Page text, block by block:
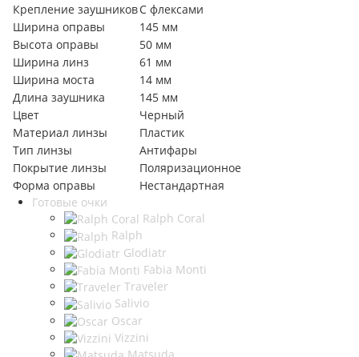
Крепление заушниковС флексами
Ширина оправы
145 мм
Высота оправы
50 мм
Ширина линз
61 мм
Ширина моста
14 мм
Длина заушника
145 мм
Цвет
Черный
Материал линзы
Пластик
Тип линзы
Антифары
Покрытие линзы
Поляризационное
Форма оправы
Нестандартная
Готовые очки
Ralph Coral
Ralph
Glodiatr
Fabia Monti
Traveler
Salivio
Oscar
Vizzini